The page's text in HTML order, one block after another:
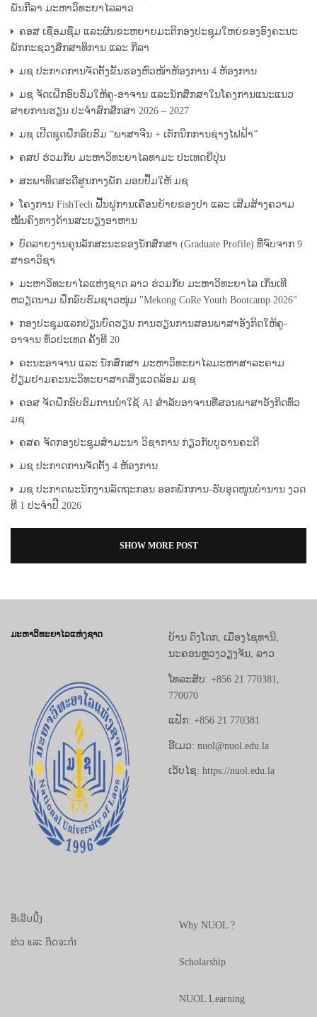
ພັນກີລາ ມະຫາວິທະຍາໄລລາວ
ຄອສ ເຊື່ອມຊືມ ແລະຜັນຂະຫຍາຍມະຕິກອງປະຊຸມໃຫຍ່ຂອງອົງຄະນະ
ພັກກະຊວງສຶກສາທິການ ແລະ ກີລາ
ມຊ ປະກາດການຈັດຕັ້ງຂັ້ນຮອງຫົວໜ້າຫ້ອງການ 4 ຫ້ອງການ
ມຊ ຈັດເຝິກອົບຮົມໃຫ້ຄູ-ອາຈານ ແລະນັກສຶກສາໃນໂຄງການແນະແນວ
ສາຍການຮຽນ ປະຈຳສົກສຶກສາ 2026 – 2027
ມຊ ເປີດຊຸດຝຶກອົບຮົມ “ພາສາຈີນ + ເຕັກນິກການຊ່າງໄຟຟ້າ”
ຄສປ ຮ່ວມກັບ ມະຫາວິທະຍາໄລທາມະ ປະເທດຍີ່ປຸ່ນ
ສະພາທິດສະດີສູນກາງພັກ ມອບປຶ້ມໃຫ້ ມຊ
ໂຄງການ FishTech ຟື້ນຟູການເຄື່ອນຍ້າຍຂອງປາ ແລະ ເສີມສ້າງຄວາມ
ໝັ້ນຄົງທາງດ້ານສະບຽງອາຫານ
ບົດລາຍງານຄຸນລັກສະນະຂອງນັກສຶກສາ (Graduate Profile) ທີ່ຈົບຈາກ 9
ສາຂາວິຊາ
ມະຫາວິທະຍາໄລແຫ່ງຊາດ ລາວ ຮ່ວມກັບ ມະຫາວິທະຍາໄລ ເກິ່ນເທີ
ຫວຽດນາມ ຝຶກອົບຮົມຊາວໜຸ່ມ "Mekong CoRe Youth Bootcamp 2026"
ກອງປະຊຸມແລກປ່ຽນບົດຮຽນ ການຮຽນການສອນພາສາອັງກິດໃຫ້ຄູ-
ອາຈານ ທົ່ວປະເທດ ຄັ້ງທີ 20
ຄະນະອາຈານ ແລະ ນັກສຶກສາ ມະຫາວິທະຍາໄລມະຫາສາລະຄາມ
ຢ້ຽມຢາມຄະນະວິທະຍາສາດສິ່ງແວດລ້ອມ ມຊ
ຄອສ ຈັດຝຶກອົບຮົມການນຳໃຊ້ AI ສໍາລັບອາຈານທີ່ສອນພາສາອັງກິດທົ່ວ
ມຊ
ຄສຄ ຈັດກອງປະຊຸມສຳມະນາ ວິຊາການ ກ່ຽວກັບບູຮານຄະດີ
ມຊ ປະກາດການຈັດຕັ້ງ 4 ຫ້ອງການ
ມຊ ປະກາດພະນັກງານລັດຖະກອນ ອອກພັກການ-ຮັບອຸດໜູນບຳນານ ງວດ
ທີ 1 ປະຈຳປີ 2026
SHOW MORE POST
ມະຫາວິທະຍາໄລແຫ່ງຊາດ
ບ້ານ ດົງໂດກ, ເມືອງໄຊທານີ,
ນະຄອນຫຼວງວຽງຈັນ, ລາວ
ໂທລະສັບ: +856 21 770381,
770070
ແຟັກ: +856 21 770381
ອີເມວ: nuol@nuol.edu.la
ເວັບໄຊ: https://nuol.edu.la
ອີເລີນນີ້ງ
ຂ່າວ ແລະ ກິດຈະກຳ
Why NUOL ?
Scholarship
NUOL Learning